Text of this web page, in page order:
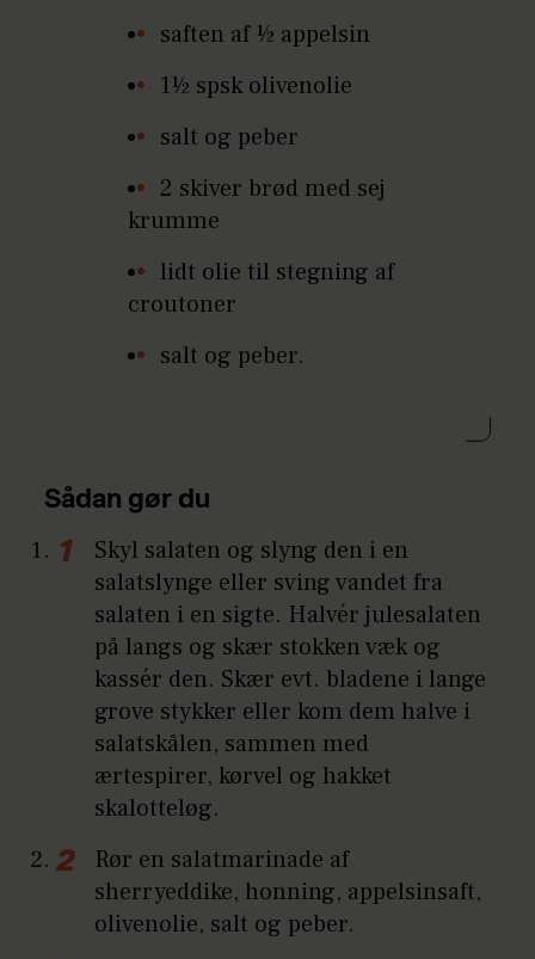
saften af ½ appelsin
1½ spsk olivenolie
salt og peber
2 skiver brød med sej
krumme
lidt olie til stegning af
croutoner
salt og peber.
Sådan gør du
Skyl salaten og slyng den i en
salatslynge eller sving vandet fra
salaten i en sigte. Halvér julesalaten
på langs og skær stokken væk og
kassér den. Skær evt. bladene i lange
grove stykker eller kom dem halve i
salatskålen, sammen med
ærtespirer, kørvel og hakket
skalotteløg.
Rør en salatmarinade af
sherryeddike, honning, appelsinsaft,
olivenolie, salt og peber.